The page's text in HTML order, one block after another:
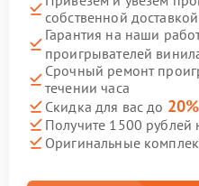
собственной доставкой
Гарантия на наши
проигрывателей
Срочный ремонт
течении часа
Скидка для вас до 20%
Получите 1500 рублей
Оригинальные